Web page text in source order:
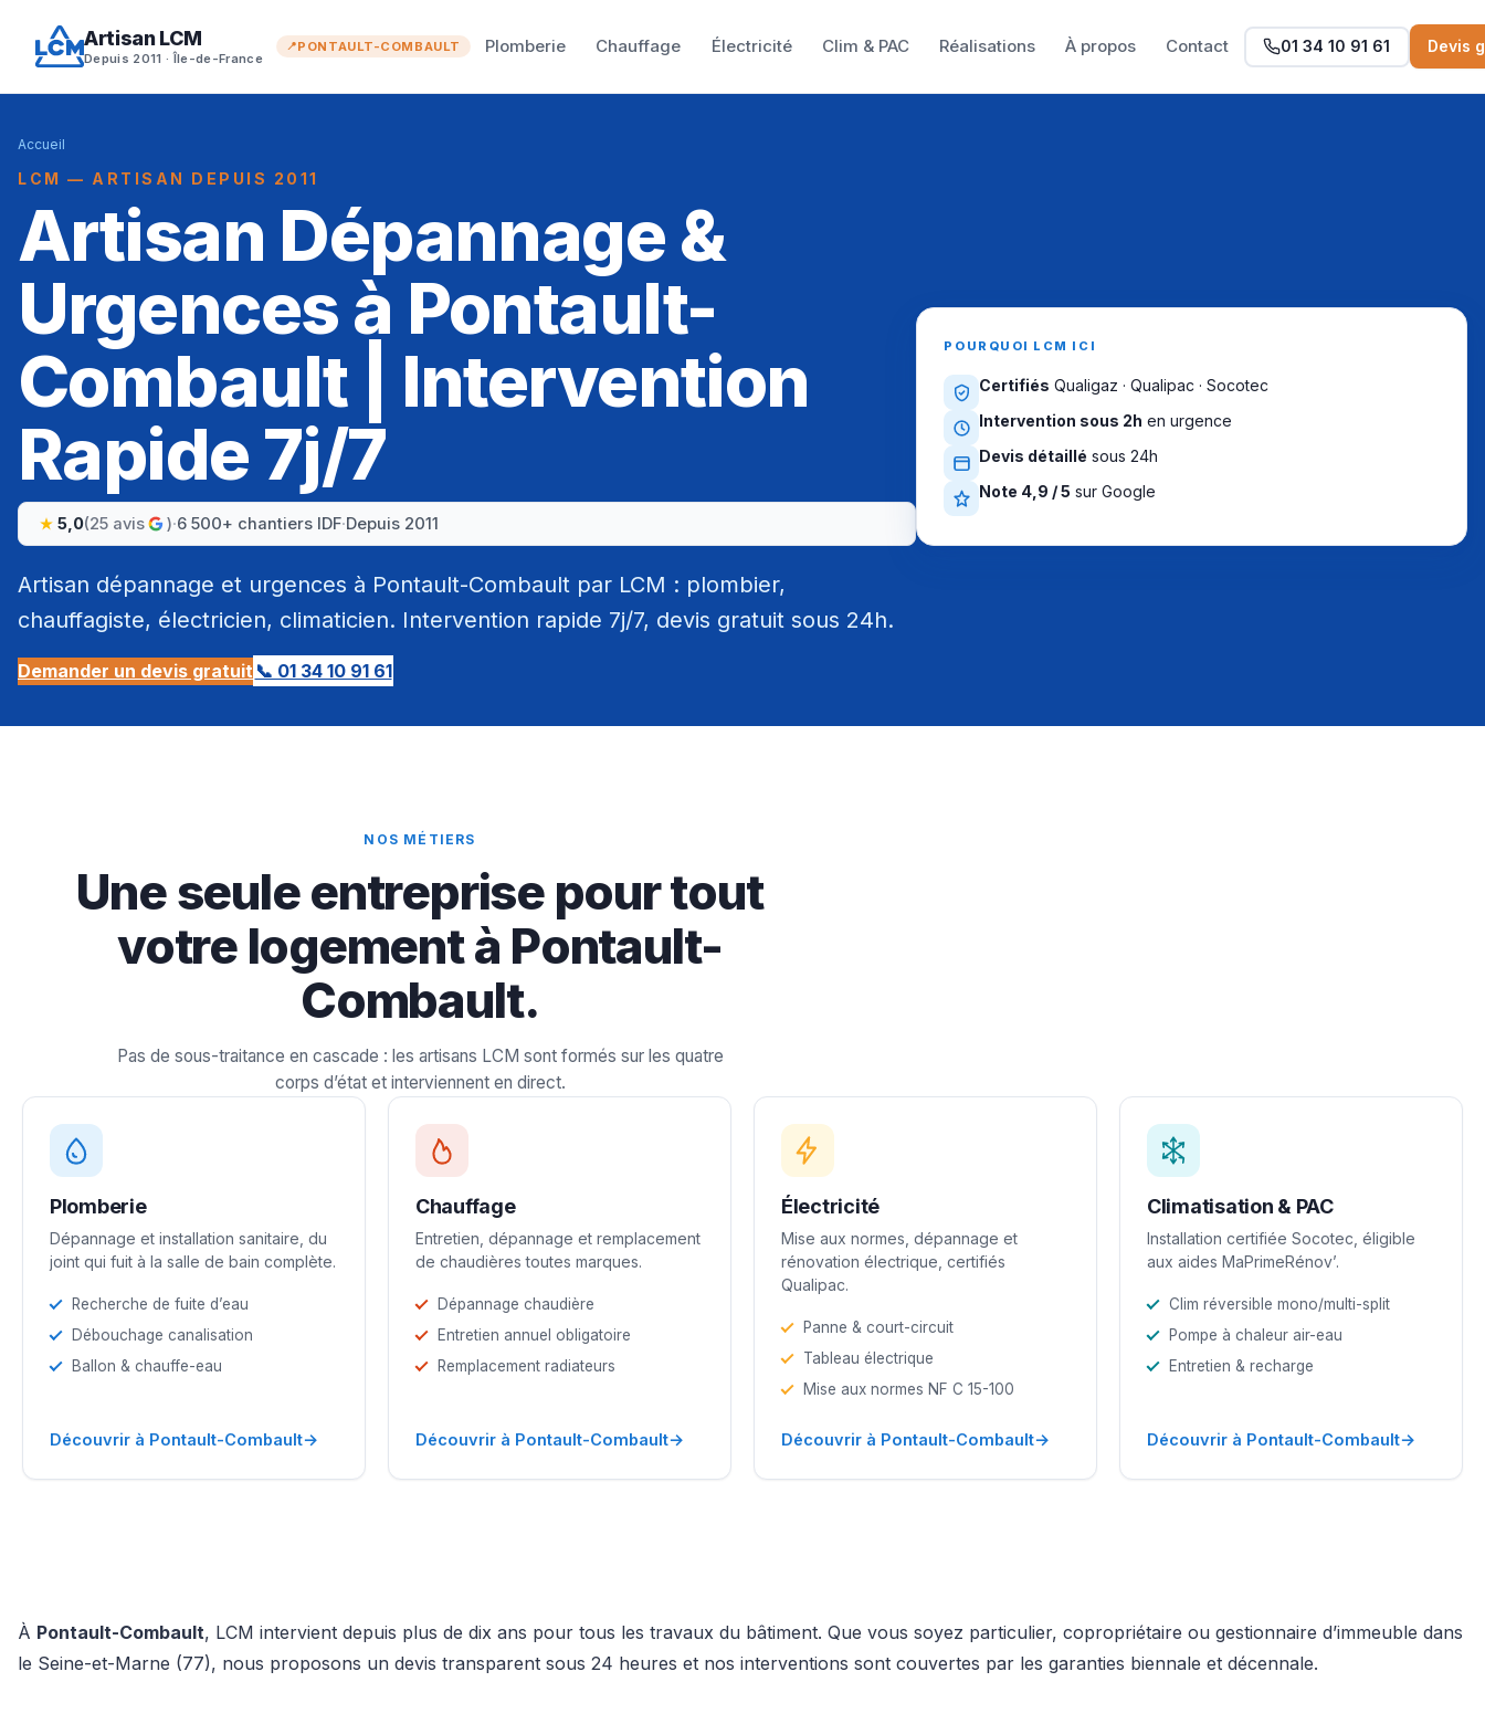
Artisan LCM
Depuis 2011 · Île-de-France
PONTAULT-COMBAULT Plomberie Chauffage Électricité Clim & PAC Réalisations À propos Contact 01 34 10 91 61 Devis
Accueil
LCM — ARTISAN DEPUIS 2011
Artisan Dépannage &
Urgences à Pontault-
Combault | Intervention
Rapide 7j/7
5,0(25 avis )·6 500+ chantiers IDF·Depuis 2011
Artisan dépannage et urgences à Pontault-Combault par LCM : plombier,
chauffagiste, électricien, climaticien. Intervention rapide 7j/7, devis gratuit sous 24h.
Demander un devis gratuit 📞 01 34 10 91 61
POURQUOI LCM ICI
Certifiés Qualigaz · Qualipac · Socotec
Intervention sous 2h en urgence
Devis détaillé sous 24h
Note 4,9 / 5 sur Google
NOS MÉTIERS
Une seule entreprise pour tout
votre logement à Pontault-
Combault.
Pas de sous-traitance en cascade : les artisans LCM sont formés sur les quatre
corps d’état et interviennent en direct.
Plomberie
Dépannage et installation sanitaire, du
joint qui fuit à la salle de bain complète.
Recherche de fuite d’eau
Débouchage canalisation
Ballon & chauffe-eau
Découvrir à Pontault-Combault→
Chauffage
Entretien, dépannage et remplacement
de chaudières toutes marques.
Dépannage chaudière
Entretien annuel obligatoire
Remplacement radiateurs
Découvrir à Pontault-Combault→
Électricité
Mise aux normes, dépannage et
rénovation électrique, certifiés
Qualipac.
Panne & court-circuit
Tableau électrique
Mise aux normes NF C 15-100
Découvrir à Pontault-Combault→
Climatisation & PAC
Installation certifiée Socotec, éligible
aux aides MaPrimeRénov’.
Clim réversible mono/multi-split
Pompe à chaleur air-eau
Entretien & recharge
Découvrir à Pontault-Combault→
À Pontault-Combault, LCM intervient depuis plus de dix ans pour tous les travaux du bâtiment. Que vous soyez particulier, copropriétaire ou gestionnaire d’immeuble dans
le Seine-et-Marne (77), nous proposons un devis transparent sous 24 heures et nos interventions sont couvertes par les garanties biennale et décennale.